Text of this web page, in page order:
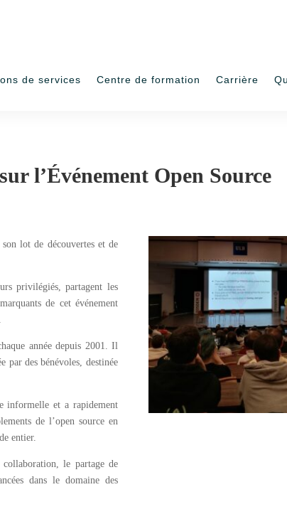
de services Centre de formation Carrière
l’Événement Open Source
lot de découvertes et de
privilégiés, partagent les
de cet événement
année depuis 2001. Il
par des bénévoles, destinée
informelle et a rapidement
de l’open source en
entier.
le partage de
dans le domaine des